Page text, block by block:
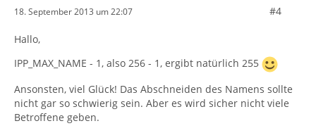
18. September 2013 um 22:07 #4
Hallo,
IPP_MAX_NAME - 1, also 256 - 1, ergibt natürlich 255
Ansonsten, viel Glück! Das Abschneiden des Namens sollte
nicht gar so schwierig sein. Aber es wird sicher nicht viele
Betroffene geben.